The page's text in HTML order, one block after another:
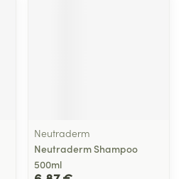
Neutraderm
Neutraderm Shampoo
500ml